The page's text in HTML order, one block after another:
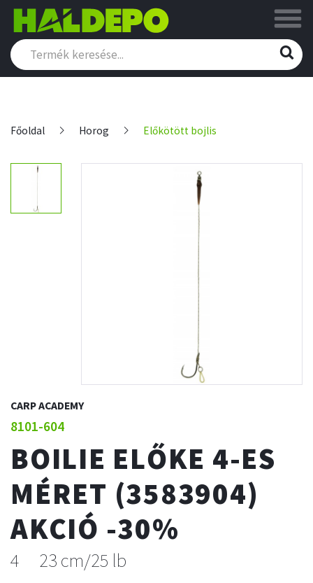
Főoldal Horog Előkötött bojlis
CARP ACADEMY
8101-604
BOILIE ELŐKE 4-ES
MÉRET (3583904)
AKCIÓ -30%
4 23 cm/25 lb